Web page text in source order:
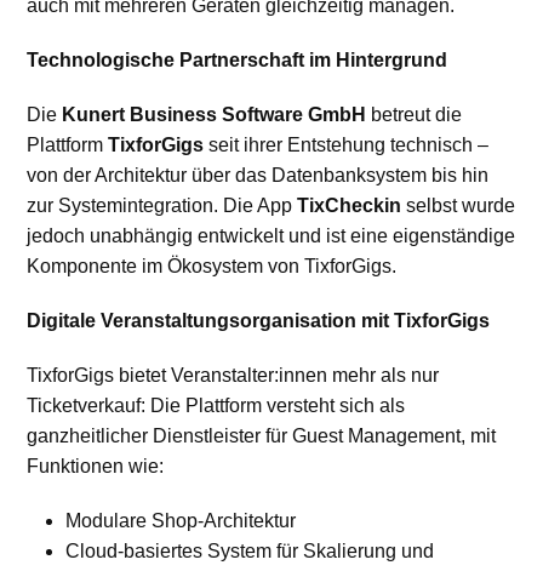
auch mit mehreren Geräten gleichzeitig managen.
Technologische Partnerschaft im Hintergrund
Die Kunert Business Software GmbH betreut die
PlattformTixforGigs seit ihrer Entstehung technisch –
von der Architektur über das Datenbanksystem bis hin
zur Systemintegration. Die AppTixCheckin selbst wurde
jedoch unabhängig entwickelt und ist eine eigenständige
Komponente im Ökosystem von TixforGigs.
Digitale Veranstaltungsorganisation mit TixforGigs
TixforGigs bietet Veranstalter:innen mehr als nur
Ticketverkauf: Die Plattform versteht sich als
ganzheitlicher Dienstleister für Guest Management, mit
Funktionen wie:
Modulare Shop-Architektur
Cloud-basiertes System für Skalierung und